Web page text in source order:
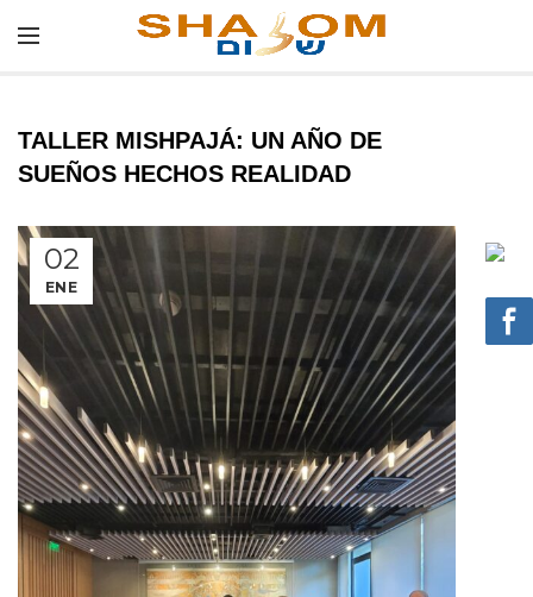
TALLER MISHPAJÁ: UN AÑO DE
SUEÑOS HECHOS REALIDAD
02
ENE